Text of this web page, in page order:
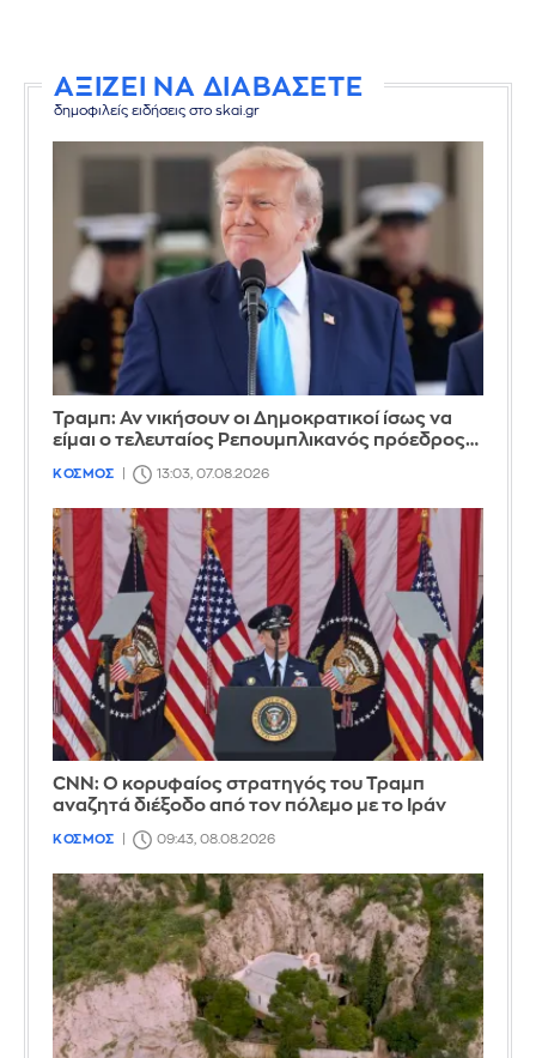
ΑΞΙΖΕΙ ΝΑ ΔΙΑΒΑΣΕΤΕ
δημοφιλείς ειδήσεις στο skai.gr
Τραμπ: Αν νικήσουν οι Δημοκρατικοί ίσως να
είμαι ο τελευταίος Ρεπουμπλικανός πρόεδρος…
ΚΟΣΜΟΣ 13:03, 07.08.2026
CNN: Ο κορυφαίος στρατηγός του Τραμπ
αναζητά διέξοδο από τον πόλεμο με το Ιράν
ΚΟΣΜΟΣ 09:43, 08.08.2026